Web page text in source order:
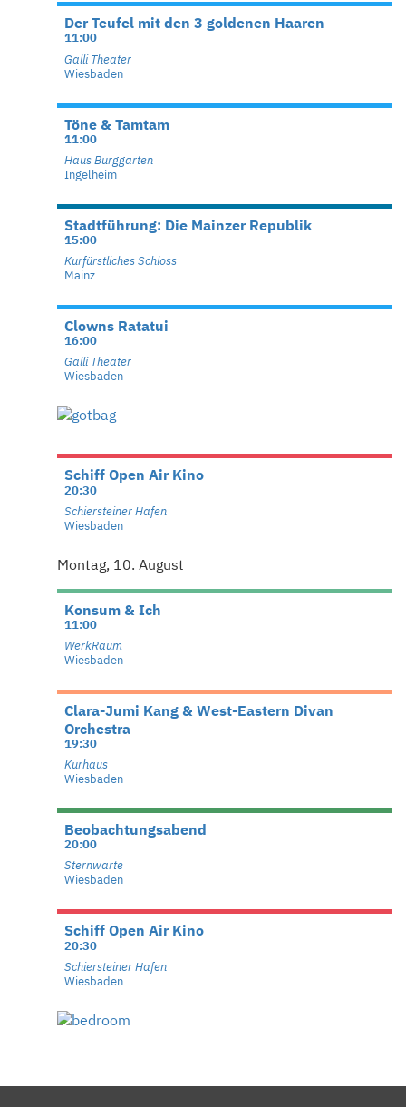
Der Teufel mit den 3 goldenen Haaren
11:00
Galli Theater
Wiesbaden
Töne & Tamtam
11:00
Haus Burggarten
Ingelheim
Stadtführung: Die Mainzer Republik
15:00
Kurfürstliches Schloss
Mainz
Clowns Ratatui
16:00
Galli Theater
Wiesbaden
Schiff Open Air Kino
20:30
Schiersteiner Hafen
Wiesbaden
Montag, 10. August
Konsum & Ich
11:00
WerkRaum
Wiesbaden
Clara-Jumi Kang & West-Eastern Divan
Orchestra
19:30
Kurhaus
Wiesbaden
Beobachtungsabend
20:00
Sternwarte
Wiesbaden
Schiff Open Air Kino
20:30
Schiersteiner Hafen
Wiesbaden